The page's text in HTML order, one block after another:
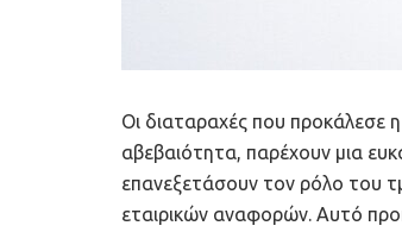
Οι διαταραχές που προκάλεσε
αβεβαιότητα, παρέχουν μια
επανεξετάσουν τον ρόλο του
εταιρικών αναφορών. Αυτό